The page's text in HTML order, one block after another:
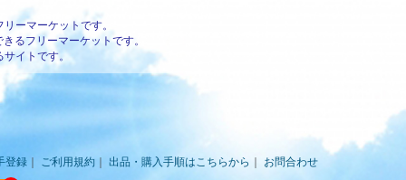
ーマーケットです。
るフリーマーケットです。
サイトです。
登録 ご利用規約 出品・購入手順はこちらから お問合わせ